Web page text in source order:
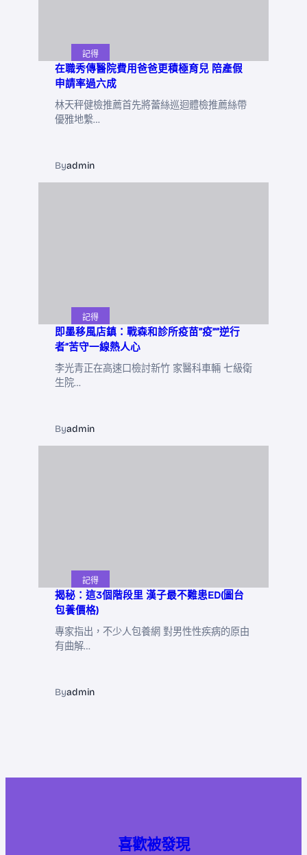
記得
在職秀傳醫院費用爸爸更積極育兒 陪產假
申請率過六成
林天秤健檢推薦首先將蕾絲巡迴體檢推薦絲帶
優雅地繫…
Byadmin
記得
即墨移風店鎮：戰森和診所疫苗“疫”“逆行
者”苦守一線熱人心
李光青正在高速口檢討新竹 家醫科車輛 七級衛
生院…
Byadmin
記得
揭秘：這3個階段里 漢子最不難患ED(圖台
包養價格)
專家指出，不少人包養網 對男性性疾病的原由
有曲解…
Byadmin
喜歡被發現